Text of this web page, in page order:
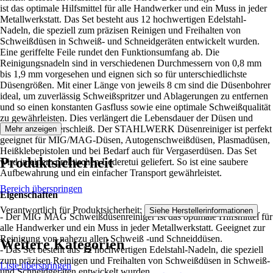
ist das optimale Hilfsmittel für alle Handwerker und ein Muss in jeder
Metallwerkstatt. Das Set besteht aus 12 hochwertigen Edelstahl-
Nadeln, die speziell zum präzisen Reinigen und Freihalten von
Schweißdüsen in Schweiß- und Schneidgeräten entwickelt wurden.
Eine geriffelte Feile rundet den Funktionsumfang ab. Die
Reinigungsnadeln sind in verschiedenen Durchmessern von 0,8 mm
bis 1,9 mm vorgesehen und eignen sich so für unterschiedlichste
Düsengrößen. Mit einer Länge von jeweils 8 cm sind die Düsenbohrer
ideal, um zuverlässig Schweißspritzer und Ablagerungen zu entfernen
und so einen konstanten Gasfluss sowie eine optimale Schweißqualität
zu gewährleisten. Dies verlängert die Lebensdauer der Düsen und
reduziert den Verschleiß. Der STAHLWERK Düsenreiniger ist perfekt
geeignet für MIG/MAG-Düsen, Autogenschweißdüsen, Plasmadüsen,
Heißklebepistolen und bei Bedarf auch für Vergaserdüsen. Das Set
wird in einem praktischen Lederetui geliefert. So ist eine saubere
Aufbewahrung und ein einfacher Transport gewährleistet.
Eigenschaften
- Der MIG MAG Schweißdüsenreiniger ist das optimale Hilfsmittel für
alle Handwerker und ein Muss in jeder Metallwerkstatt. Geeignet zur
Reinigung von nahezu allen Schweiß -und Schneiddüsen.
- Das Set besteht aus 12 hochwertigen Edelstahl-Nadeln, die speziell
zum präzisen Reinigen und Freihalten von Schweißdüsen in Schweiß-
Mehr anzeigen
Produktsicherheit
Bereich überspringen
Verantwortlich für Produktsicherheit: Siehe Herstellerinformationen .
Weitere Kategorien
Liste überspringen